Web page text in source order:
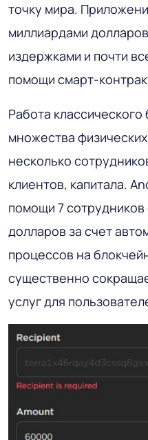
точку мира.
миллиардами
издержками и почти
помощи смарт-
Работа
множества
несколько
клиентов, капитала.
помощи 7
долларов за счет
процессов на
существенно
услуг для